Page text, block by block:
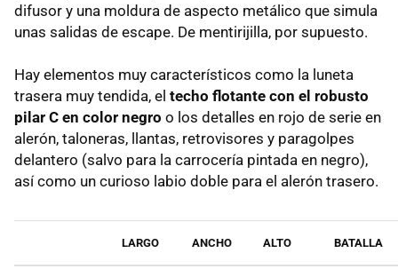
difusor y una moldura de aspecto metálico que simula
unas salidas de escape. De mentirijilla, por supuesto.
Hay elementos muy característicos como la luneta
trasera muy tendida, el techo flotante con el robusto
pilar C en color negro o los detalles en rojo de serie en
alerón, taloneras, llantas, retrovisores y paragolpes
delantero (salvo para la carrocería pintada en negro),
así como un curioso labio doble para el alerón trasero.
LARGO ANCHO ALTO BATALLA